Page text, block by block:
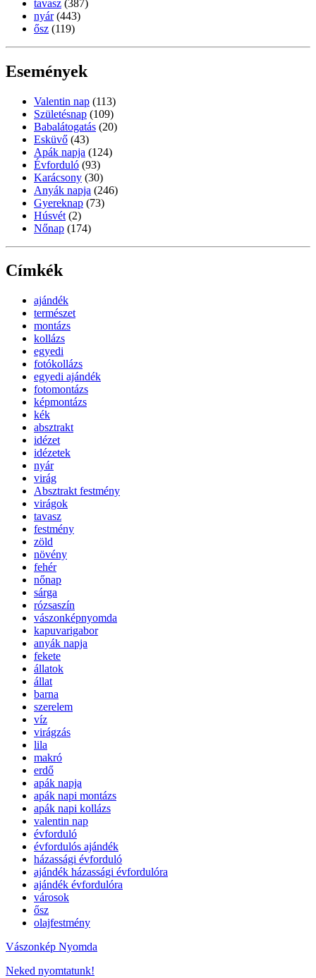
tavasz (387)
nyár (443)
ősz (119)
Események
Valentin nap (113)
Születésnap (109)
Babalátogatás (20)
Esküvő (43)
Apák napja (124)
Évforduló (93)
Karácsony (30)
Anyák napja (246)
Gyereknap (73)
Húsvét (2)
Nőnap (174)
Címkék
ajándék
természet
montázs
kollázs
egyedi
fotókollázs
egyedi ajándék
fotomontázs
képmontázs
kék
absztrakt
idézet
idézetek
nyár
virág
Absztrakt festmény
virágok
tavasz
festmény
zöld
növény
fehér
nőnap
sárga
rózsaszín
vászonképnyomda
kapuvarigabor
anyák napja
fekete
állatok
állat
barna
szerelem
víz
virágzás
lila
makró
erdő
apák napja
apák napi montázs
apák napi kollázs
valentin nap
évforduló
évfordulós ajándék
házassági évforduló
ajándék házassági évfordulóra
ajándék évfordulóra
városok
ősz
olajfestmény
Vászonkép Nyomda
Neked nyomtatunk!